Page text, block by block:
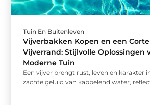
Tuin En Buitenleven
Vijverbakken Kopen en een
Vijverrand: Stijlvolle Oplossingen
Moderne Tuin
Een vijver brengt rust, leven en karakter
zachte geluid van kabbelend water,